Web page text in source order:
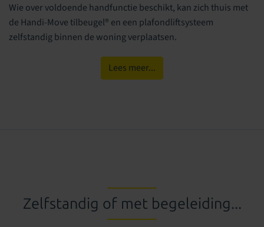
Wie over voldoende handfunctie beschikt, kan zich thuis met
de Handi-Move tilbeugel® en een plafondliftsysteem
zelfstandig binnen de woning verplaatsen.
Lees meer...
Zelfstandig of met begeleiding...